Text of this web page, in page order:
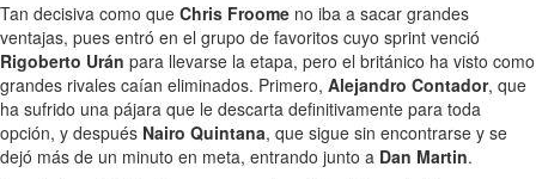
Tan decisiva como que Chris Froome no iba a sacar grandes
ventajas, pues entró en el grupo de favoritos cuyo sprint venció
Rigoberto Urán para llevarse la etapa, pero el británico ha visto como
grandes rivales caían eliminados. Primero, Alejandro Contador, que
ha sufrido una pájara que le descarta definitivamente para toda
opción, y después Nairo Quintana, que sigue sin encontrarse y se
dejó más de un minuto en meta, entrando junto a Dan Martin.